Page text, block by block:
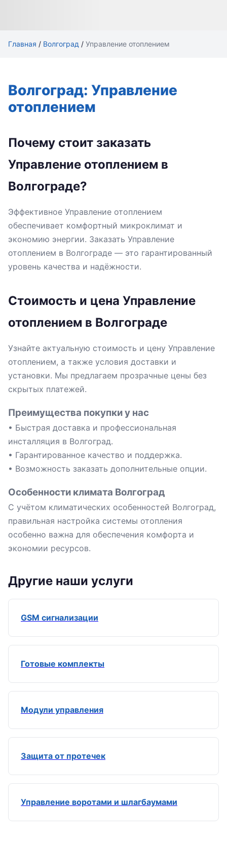
Главная / Волгоград / Управление отоплением
Волгоград: Управление
отоплением
Почему стоит заказать
Управление отоплением в
Волгограде?
Эффективное Управление отоплением
обеспечивает комфортный микроклимат и
экономию энергии. Заказать Управление
отоплением в Волгограде — это гарантированный
уровень качества и надёжности.
Стоимость и цена Управление
отоплением в Волгограде
Узнайте актуальную стоимость и цену Управление
отоплением, а также условия доставки и
установки. Мы предлагаем прозрачные цены без
скрытых платежей.
Преимущества покупки у нас
• Быстрая доставка и профессиональная
инсталляция в Волгоград.
• Гарантированное качество и поддержка.
• Возможность заказать дополнительные опции.
Особенности климата Волгоград
С учётом климатических особенностей Волгоград,
правильная настройка системы отопления
особенно важна для обеспечения комфорта и
экономии ресурсов.
Другие наши услуги
GSM сигнализации
Готовые комплекты
Модули управления
Защита от протечек
Управление воротами и шлагбаумами